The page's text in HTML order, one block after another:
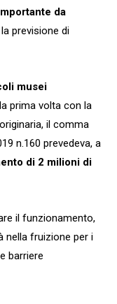
da
previsione di
musei
prima volta con la
il comma
n.160 prevedeva, a
di 2 milioni di
il funzionamento,
nella fruizione per i
barriere